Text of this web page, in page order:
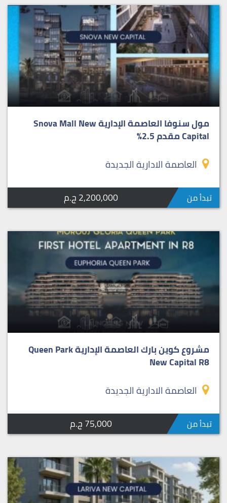
مول سنوفا العاصمة الإدارية Snova Mall New
Capital مقدم 2.5%
العاصمة الادارية الجديدة
تبدأ من 2,200,000 ج.م
مشروع كوين بارك العاصمة الإدارية Queen Park
New Capital R8
العاصمة الادارية الجديدة
تبدأ من 75,000 ج.م